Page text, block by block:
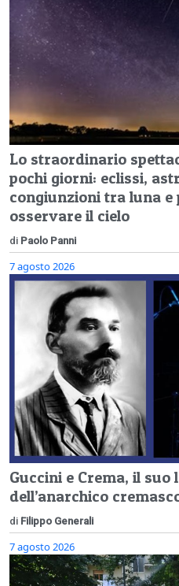
Lo straordinario
pochi giorni: eclissi,
congiunzioni tra luna e
osservare il cielo
di Paolo Panni
7 agosto 2026
Guccini e Crema, il
dell’anarchico
di Filippo Generali
7 agosto 2026